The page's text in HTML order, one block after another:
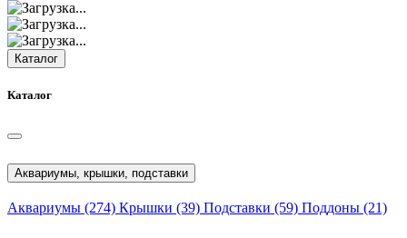
Каталог
Каталог
Аквариумы, крышки, подставки
Аквариумы (274) Крышки (39) Подставки (59) Поддоны (21)